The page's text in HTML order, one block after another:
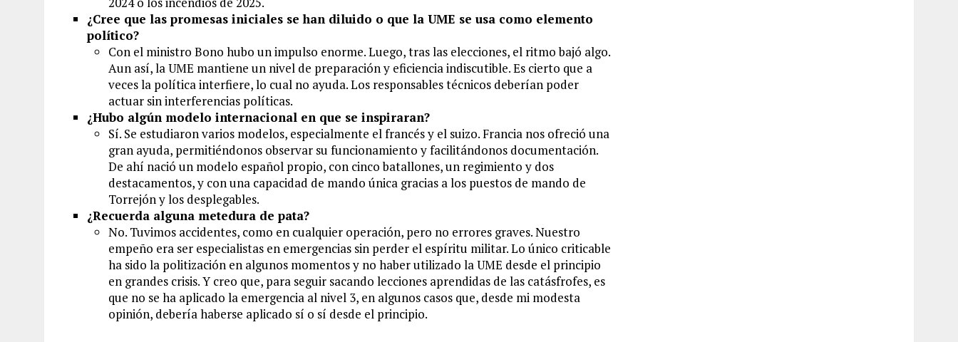
¿Cree que las promesas iniciales se han diluido o que la UME se usa como elemento
político?
Con el ministro Bono hubo un impulso enorme. Luego, tras las elecciones, el ritmo bajó algo.
Aun así, la UME mantiene un nivel de preparación y eficiencia indiscutible. Es cierto que a
veces la política interfiere, lo cual no ayuda. Los responsables técnicos deberían poder
actuar sin interferencias políticas.
¿Hubo algún modelo internacional en que se inspiraran?
Sí. Se estudiaron varios modelos, especialmente el francés y el suizo. Francia nos ofreció una
gran ayuda, permitiéndonos observar su funcionamiento y facilitándonos documentación.
De ahí nació un modelo español propio, con cinco batallones, un regimiento y dos
destacamentos, y con una capacidad de mando única gracias a los puestos de mando de
Torrejón y los desplegables.
¿Recuerda alguna metedura de pata?
No. Tuvimos accidentes, como en cualquier operación, pero no errores graves. Nuestro
empeño era ser especialistas en emergencias sin perder el espíritu militar. Lo único criticable
ha sido la politización en algunos momentos y no haber utilizado la UME desde el principio
en grandes crisis. Y creo que, para seguir sacando lecciones aprendidas de las catásfrofes, es
que no se ha aplicado la emergencia al nivel 3, en algunos casos que, desde mi modesta
opinión, debería haberse aplicado sí o sí desde el principio.